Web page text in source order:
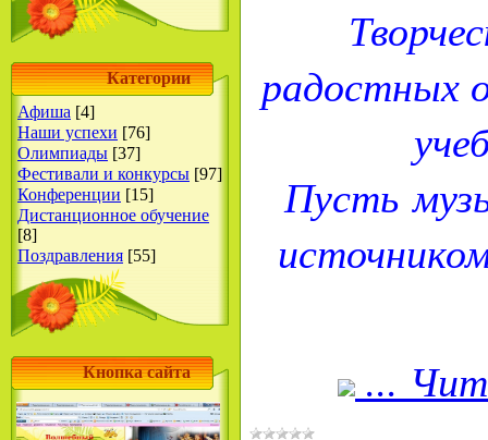
Категории
Афиша [4]
Наши успехи [76]
Олимпиады [37]
Фестивали и конкурсы [97]
Конференции [15]
Дистанционное обучение
[8]
Поздравления [55]
Кнопка сайта
радостных
Пусть
...